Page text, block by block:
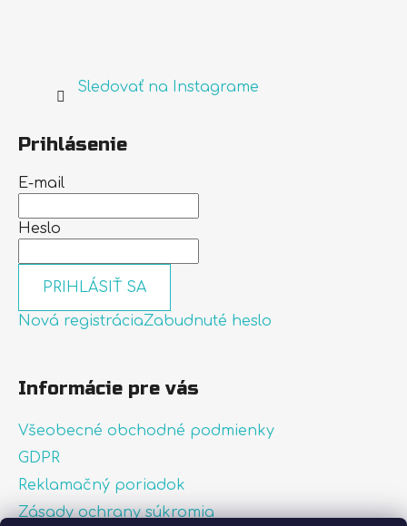
Sledovať na Instagrame
Prihlásenie
E-mail
Heslo
PRIHLÁSIŤ SA
Nová registráciaZabudnuté heslo
Informácie pre vás
Všeobecné obchodné podmienky
GDPR
Reklamačný poriadok
Zásady ochrany súkromia